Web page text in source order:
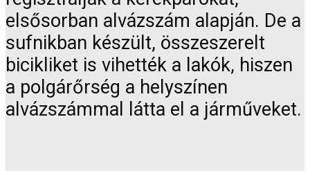
elsősorban alvázszám alapján. De a
sufnikban készült, összeszerelt
bicikliket is vihették a lakók, hiszen
a polgárőrség a helyszínen
alvázszámmal látta el a járműveket.